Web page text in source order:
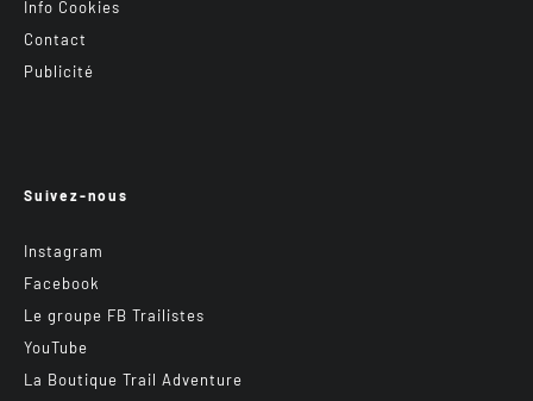
Info Cookies
Contact
Publicité
Suivez-nous
Instagram
Facebook
Le groupe FB Trailistes
YouTube
La Boutique Trail Adventure